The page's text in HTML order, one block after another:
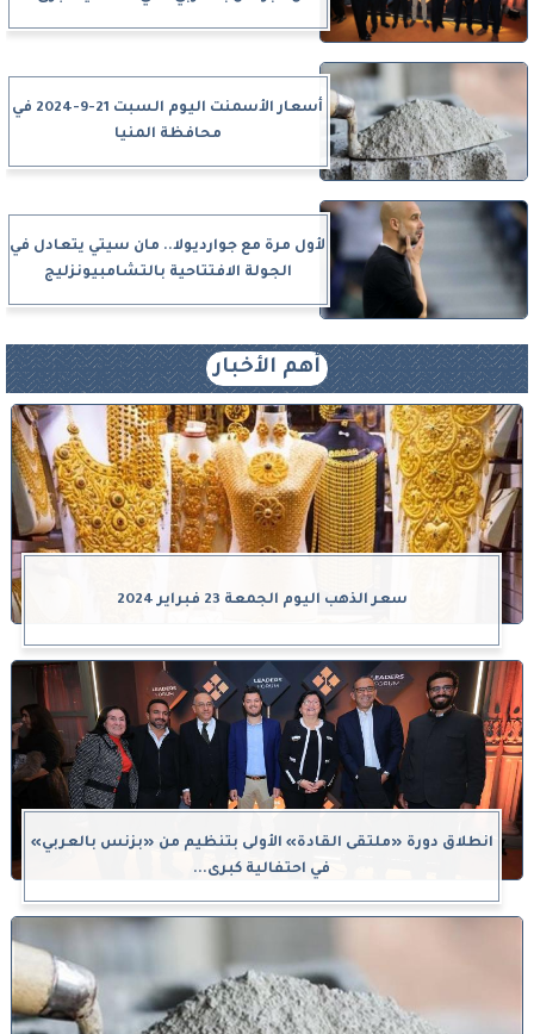
أسعار الأسمنت اليوم السبت 21-9-2024 في
محافظة المنيا
لأول مرة مع جوارديولا.. مان سيتي يتعادل في
الجولة الافتتاحية بالتشامبيونزليج
أهم الأخبار
سعر الذهب اليوم الجمعة 23 فبراير 2024
انطلاق دورة «ملتقى القادة» الأولى بتنظيم من «بزنس بالعربي»
في احتفالية كبرى...